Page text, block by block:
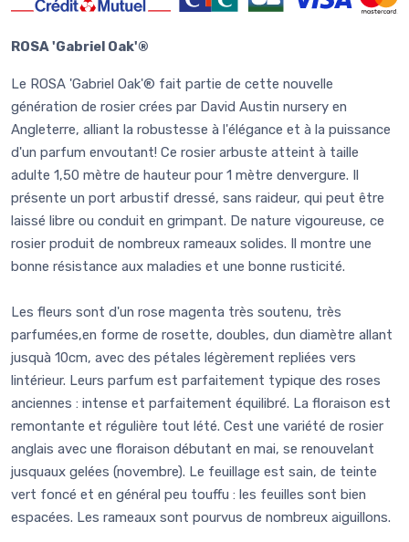
ROSA 'Gabriel Oak'®
Le ROSA 'Gabriel Oak'® fait partie de cette nouvelle
génération de rosier crées par David Austin nursery en
Angleterre, alliant la robustesse à l'élégance et à la puissance
d'un parfum envoutant! Ce rosier arbuste atteint à taille
adulte 1,50 mètre de hauteur pour 1 mètre denvergure. Il
présente un port arbustif dressé, sans raideur, qui peut être
laissé libre ou conduit en grimpant. De nature vigoureuse, ce
rosier produit de nombreux rameaux solides. Il montre une
bonne résistance aux maladies et une bonne rusticité.
Les fleurs sont d'un rose magenta très soutenu, très
parfumées,en forme de rosette, doubles, dun diamètre allant
jusquà 10cm, avec des pétales légèrement repliées vers
lintérieur. Leurs parfum est parfaitement typique des roses
anciennes : intense et parfaitement équilibré. La floraison est
remontante et régulière tout lété. Cest une variété de rosier
anglais avec une floraison débutant en mai, se renouvelant
jusquaux gelées (novembre). Le feuillage est sain, de teinte
vert foncé et en général peu touffu : les feuilles sont bien
espacées. Les rameaux sont pourvus de nombreux aiguillons.